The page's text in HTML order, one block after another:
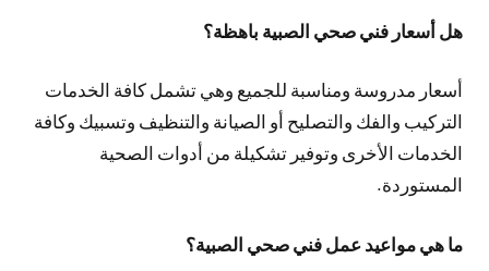
هل أسعار فني صحي الصبية باهظة؟
أسعار مدروسة ومناسبة للجميع وهي تشمل كافة الخدمات
التركيب والفك والتصليح أو الصيانة والتنظيف وتسبيك وكافة
الخدمات الأخرى وتوفير تشكيلة من أدوات الصحية
المستوردة.
ما هي مواعيد عمل فني صحي الصبية؟